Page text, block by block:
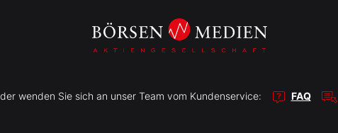
wenden Sie sich an unser Team vom Kundenservice: FAQ